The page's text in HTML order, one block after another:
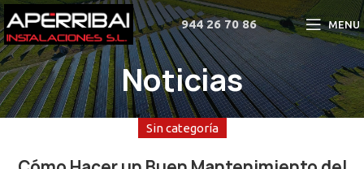
944 26 70 86 MENU
Noticias
Sin categoría